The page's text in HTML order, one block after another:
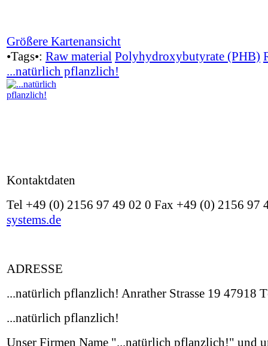
Größere Kartenansicht
•Tags•: Raw material Polyhydroxybutyrate (PHB)
...natürlich pflanzlich!
Kontaktdaten
Tel +49 (0) 2156 97 49 02 0 Fax +49 (0) 2156 97
systems.de
ADRESSE
...natürlich pflanzlich! Anrather Strasse 19 47918
...natürlich pflanzlich!
Unser Firmen Name "...natürlich pflanzlich!" und